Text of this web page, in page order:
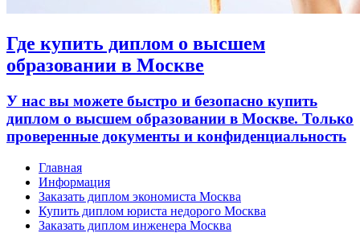
Где купить диплом о высшем
образовании в Москве
У нас вы можете быстро и безопасно купить
диплом о высшем образовании в Москве. Только
проверенные документы и конфиденциальность
Главная
Информация
Заказать диплом экономиста Москва
Купить диплом юриста недорого Москва
Заказать диплом инженера Москва